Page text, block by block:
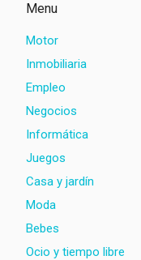
Menu
Motor
Inmobiliaria
Empleo
Negocios
Informática
Juegos
Casa y jardín
Moda
Bebes
Ocio y tiempo libre